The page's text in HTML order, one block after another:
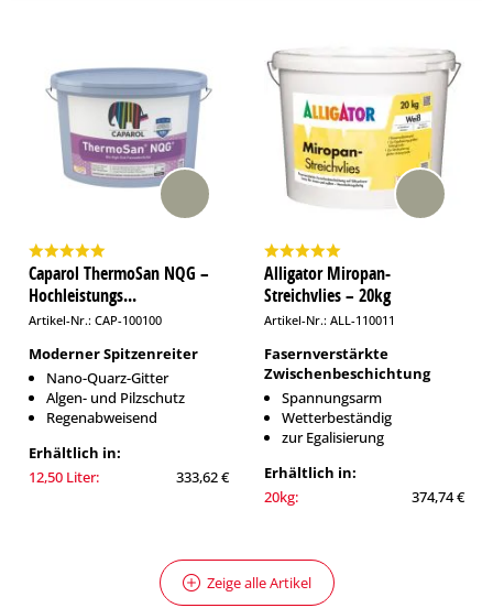
Caparol ThermoSan NQG –
Hochleistungs...
Artikel-Nr.: CAP-100100
Moderner Spitzenreiter
Nano-Quarz-Gitter
Algen- und Pilzschutz
Regenabweisend
Erhältlich in:
12,50 Liter:
333,62 €
Alligator Miropan-
Streichvlies – 20kg
Artikel-Nr.: ALL-110011
Fasernverstärkte
Zwischenbeschichtung
Spannungsarm
Wetterbeständig
zur Egalisierung
Erhältlich in:
20kg:
374,74 €
Zeige alle Artikel